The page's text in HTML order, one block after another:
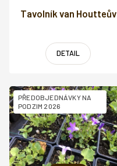
Tavolník van Houtteův
DETAIL
PŘEDOBJEDNÁVKY NA
PODZIM 2026